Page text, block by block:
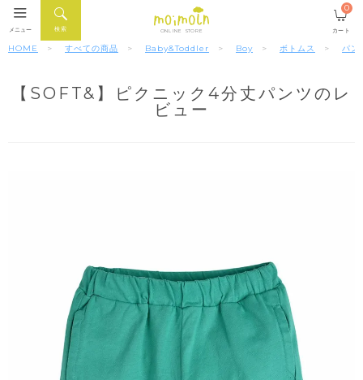
ONLINE STORE
検索
メニュー カート
0
HOME すべての商品 Baby&Toddler Boy ボトムス パン
【SOFT&】ピクニック4分丈パンツのレ
ビュー